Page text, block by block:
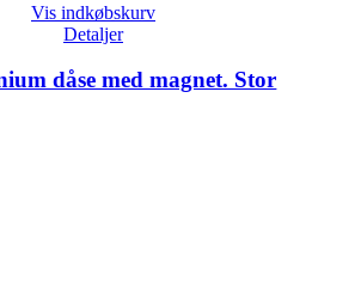
Vis indkøbskurv
Detaljer
dåse med magnet. Stor